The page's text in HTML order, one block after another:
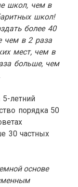
школ, чем в
школ!
более 40
чем в 2 раза
мест, чем в
больше, чем
летний
порядка 50
30 частных
основе